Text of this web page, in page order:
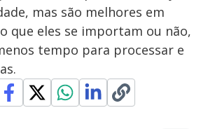
mas são melhores em
que eles se importam ou não,
tempo para processar e